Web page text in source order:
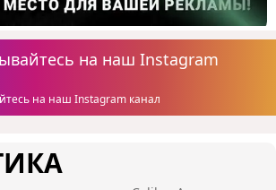
на наш Instagram
на наш Instagram канал